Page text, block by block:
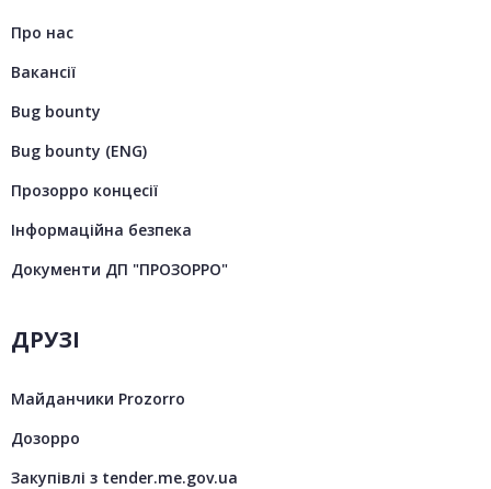
Про нас
Вакансії
Bug bounty
Bug bounty (ENG)
Прозорро концесії
Інформаційна безпека
Документи ДП "ПРОЗОРРО"
ДРУЗІ
Майданчики Prozorro
Дозорро
Закупівлі з tender.me.gov.ua